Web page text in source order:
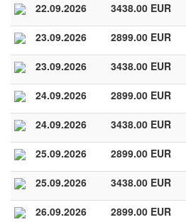
22.09.2026 3438.00 EUR
23.09.2026 2899.00 EUR
23.09.2026 3438.00 EUR
24.09.2026 2899.00 EUR
24.09.2026 3438.00 EUR
25.09.2026 2899.00 EUR
25.09.2026 3438.00 EUR
26.09.2026 2899.00 EUR